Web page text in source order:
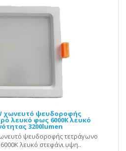
χωνευτό ψευδοροφής
λευκό φως 6000Κ λευκό
3200lumen
ψευδοροφής τετράγωνο
λευκό στεφάνι υψη..